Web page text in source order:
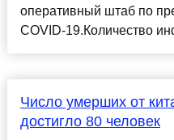
оперативный штаб по
COVID-19.Количество
Число умерших от
достигло 80 человек